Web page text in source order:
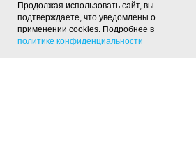
Продолжая использовать сайт, вы
подтверждаете, что уведомлены о
применении cookies. Подробнее в
политике конфиденциальности